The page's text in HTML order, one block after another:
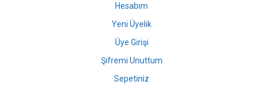
Hesabım
Yeni Üyelik
Üye Girişi
Şifremi Unuttum
Sepetiniz